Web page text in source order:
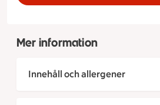
Mer information
Innehåll och allergener